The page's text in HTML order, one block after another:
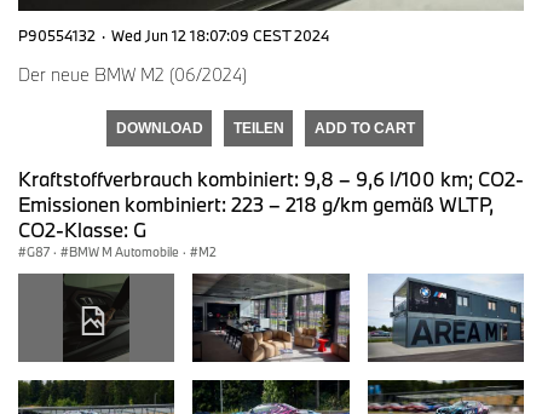
P90554132 · Wed Jun 12 18:07:09 CEST 2024
Der neue BMW M2 (06/2024)
DOWNLOAD TEILEN ADD TO CART
Kraftstoffverbrauch kombiniert: 9,8 – 9,6 l/100 km; CO2-
Emissionen kombiniert: 223 – 218 g/km gemäß WLTP,
CO2-Klasse: G
G87 · BMW M Automobile · M2